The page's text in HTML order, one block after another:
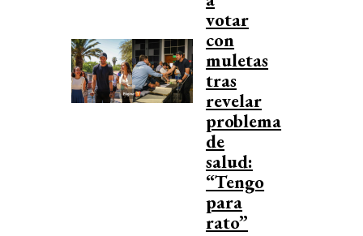
votar
con
muletas
tras
revelar
problema
de
salud:
“Tengo
para
rato”